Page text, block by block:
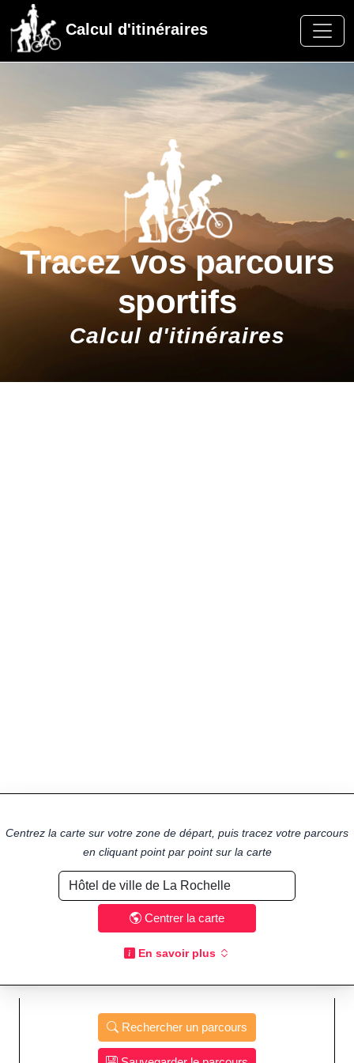
Calcul d'itinéraires
Tracez vos parcours
sportifs
Calcul d'itinéraires
Centrez la carte sur votre zone de départ, puis tracez votre parcours
en cliquant point par point sur la carte
Centrer la carte
En savoir plus
Rechercher un parcours